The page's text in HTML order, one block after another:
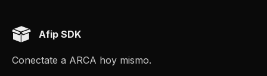
Afip SDK
Conectate a ARCA hoy mismo.